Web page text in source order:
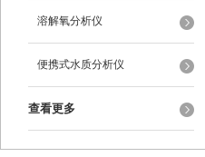
溶解氧分析仪
便携式水质分析仪
查看更多